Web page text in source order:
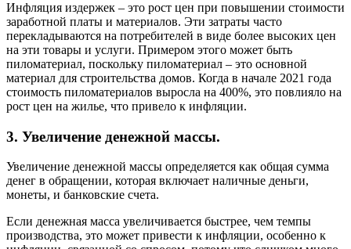
Инфляция издержек – это рост цен при повышении стоимости
заработной платы и материалов. Эти затраты часто
перекладываются на потребителей в виде более высоких цен
на эти товары и услуги. Примером этого может быть
пиломатериал, поскольку пиломатериал – это основной
материал для строительства домов. Когда в начале 2021 года
стоимость пиломатериалов выросла на 400%, это повлияло на
рост цен на жилье, что привело к инфляции.
3. Увеличение денежной массы.
Увеличение денежной массы определяется как общая сумма
денег в обращении, которая включает наличные деньги,
монеты, и банковские счета.
Если денежная масса увеличивается быстрее, чем темпы
производства, это может привести к инфляции, особенно к